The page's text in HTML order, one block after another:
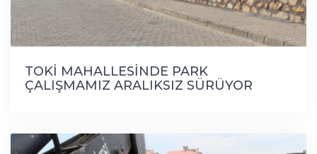
TOKİ MAHALLESİNDE PARK
ÇALIŞMAMIZ ARALIKSIZ SÜRÜYOR